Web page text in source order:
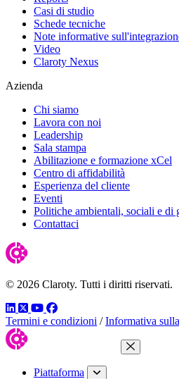
Casi di studio
Schede tecniche
Note informative
Video
Claroty Nexus
Azienda
Chi siamo
Lavora con noi
Leadership
Sala stampa
Abilitazione e formazione xCel
Centro di affidabilità
Esperienza del cliente
Eventi
Politiche ambientali, sociali e di
Contattaci
© 2026 Claroty. Tutti i diritti riservati.
LinkedIn
TwitterYouTube
Facebook
Termini e condizioni / Informativa
Chiudi menu
Piattaforma